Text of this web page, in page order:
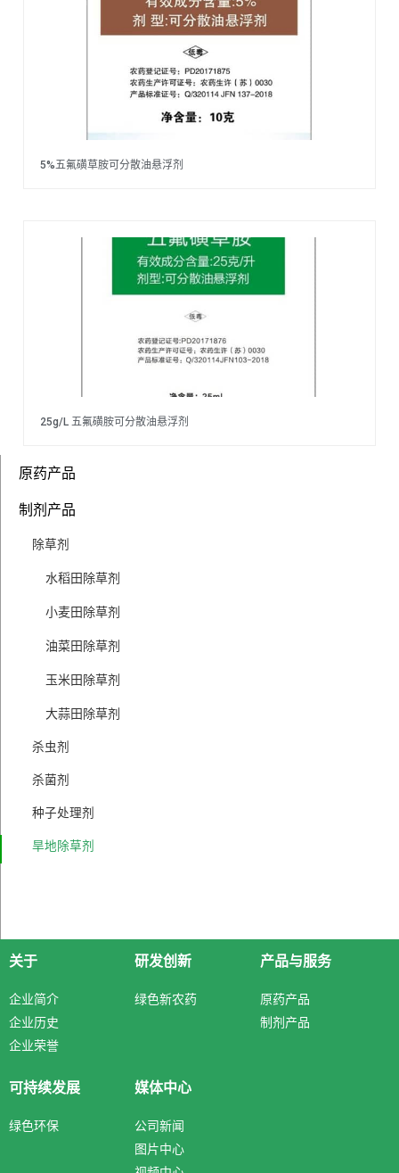
原药产品
制剂产品
除草剂
水稻田除草剂
小麦田除草剂
油菜田除草剂
玉米田除草剂
大蒜田除草剂
杀虫剂
杀菌剂
种子处理剂
旱地除草剂
5%五氟磺草胺可分散油悬浮剂
25g/L 五氟磺胺可分散油悬浮剂
关于
企业简介
企业历史
企业荣誉
研发创新
绿色新农药
产品与服务
原药产品
制剂产品
可持续发展
绿色环保
媒体中心
公司新闻
图片中心